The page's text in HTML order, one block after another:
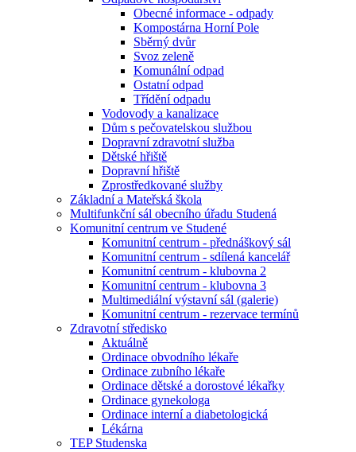
Obecné informace - odpady
Kompostárna Horní Pole
Sběrný dvůr
Svoz zeleně
Komunální odpad
Ostatní odpad
Třídění odpadu
Vodovody a kanalizace
Dům s pečovatelskou službou
Dopravní zdravotní služba
Dětské hřiště
Dopravní hřiště
Zprostředkované služby
Základní a Mateřská škola
Multifunkční sál obecního úřadu Studená
Komunitní centrum ve Studené
Komunitní centrum - přednáškový sál
Komunitní centrum - sdílená kancelář
Komunitní centrum - klubovna 2
Komunitní centrum - klubovna 3
Multimediální výstavní sál (galerie)
Komunitní centrum - rezervace termínů
Zdravotní středisko
Aktuálně
Ordinace obvodního lékaře
Ordinace zubního lékaře
Ordinace dětské a dorostové lékařky
Ordinace gynekologa
Ordinace interní a diabetologická
Lékárna
TEP Studenska